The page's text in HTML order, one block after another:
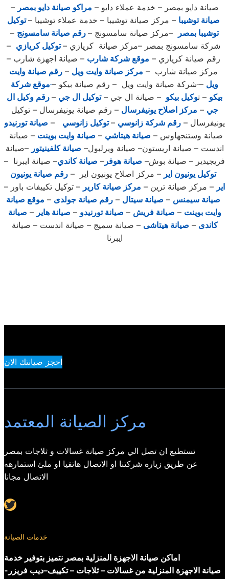
صيانة دايو بمصر – خدمة عملاء دايو – مراكو صيانة دايو بمصر –
صيانة توشيبا – مركز صيانة توشيبا – خدمة عملاء توشيبا –توكيل
توشيبا بمصر
–مركز صيانة سامسونج – رقم صيانة سامسونج –
شركة سامسونج بمصر –مركز صيانة كريازي –توكيل كريازي –
رقم صيانة كريازي – موقع شركة شارب – صيانة اجهزة شارب –
مركز صيانة شارب – مركز صيانة وايت ويل –رقم صيانة وايت
ويل – شركة صيانة وايت ويل – رقم صيانة بيكو – موقع شركة
بيكو – توكيل بيكو – صيانة ال جي –توكيل ال جي – رقم وكيل ال
جي – مركز اصلاح يونيفرسال – رقم صيانة يونيفرسال – توكيل
يونيفرسال – رقم شركة زانوسي –توكيل زانوسي – صيانة تورنيدو
صيانة وستنجهاوس – صيانة هيتاشي – صيانة وايت بوينت – صيانة
اندست – صيانة اريستون– صيانة ويرلبول– صيانة كلفينيتور –صيانة
فريجيدير – صيانة بوش– صيانة هوفر – صيانة كاندي– صيانة ايبرنا –
توكيل يونيون اير – مركز اصلاح يونيون اير – رقم صيانة يونيون
اير – مركز صيانة ترين – مركز صيانة كارير – توكيل تكييفات باور –
صيانة سيمنس – صيانة سيتال – رقم صيانة جولدى – موقع صيانة
وايت بوينت – صيانة فريش – صيانة تورنيدو – صيانة هاير – صيانة
كاندى – صيانة هيتاشى – صيانة سميج – صيانة اندست – صيانة
ايبرنا
احجز صيانتك الان
مركز الصيانة المعتمد
تستطيع ان تصل الي مركز صيانة غسالات و ثلاجات بمصر
عن طريق زياره شركتنا او الاتصال هاتفيا او ملئ استمارهه
الاتصال مجانا
Twitter
خدمات الصيانة
اماكن صيانة الاجهزة المنزلية بمصر نتميز بتوفير خدمة
صيانة الاجهزة المنزلية من غسالات – ثلاجات – تكييف–ديب فريزر-